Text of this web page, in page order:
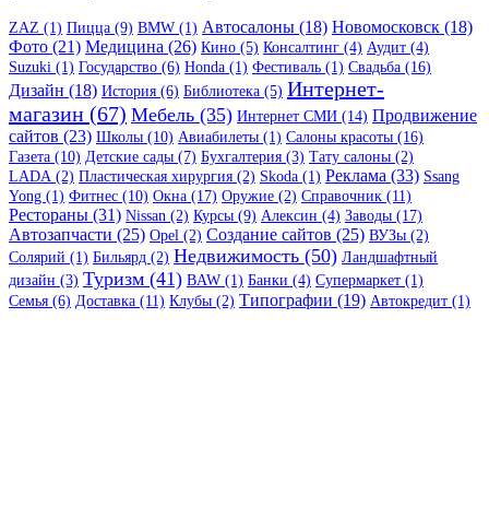
ZAZ (1) Пицца (9) BMW (1) Автосалоны (18) Новомосковск (18)
Фото (21) Медицина (26) Кино (5) Консалтинг (4) Аудит (4)
Suzuki (1) Государство (6) Honda (1) Фестиваль (1) Свадьба (16)
Дизайн (18) История (6) Библиотека (5) Интернет-
магазин (67) Мебель (35) Интернет СМИ (14) Продвижение
сайтов (23) Школы (10) Авиабилеты (1) Салоны красоты (16)
Газета (10) Детские сады (7) Бухгалтерия (3) Тату салоны (2)
LADA (2) Пластическая хирургия (2) Skoda (1) Реклама (33) Ssang
Yong (1) Фитнес (10) Окна (17) Оружие (2) Справочник (11)
Рестораны (31) Nissan (2) Курсы (9) Алексин (4) Заводы (17)
Автозапчасти (25) Opel (2) Создание сайтов (25) ВУЗы (2)
Солярий (1) Бильярд (2) Недвижимость (50) Ландшафтный
дизайн (3) Туризм (41) BAW (1) Банки (4) Супермаркет (1)
Семья (6) Доставка (11) Клубы (2) Типографии (19) Автокредит (1)